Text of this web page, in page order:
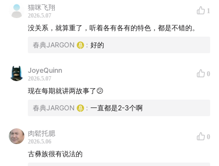
猫咪飞翔
2026.5.07
1
没关系，就算重了，听着各有各有的特色，都是不错的。
春典JARGON : 好的
JoyeQuinn
2026.5.07
0
现在每期就讲两故事了😕
春典JARGON : 一直都是2-3个啊
肉鬆托腮
2026.5.06
0
古彝族很有说法的